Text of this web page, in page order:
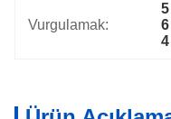
Vurgulamak: